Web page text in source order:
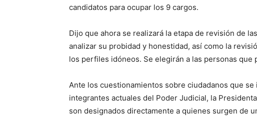
candidatos para ocupar los 9 cargos.
Dijo que ahora se realizará la etapa de revisión de
analizar su probidad y honestidad, así como la
los perfiles idóneos. Se elegirán a las personas que
Ante los cuestionamientos sobre ciudadanos que
integrantes actuales del Poder Judicial, la
son designados directamente a quienes surgen de